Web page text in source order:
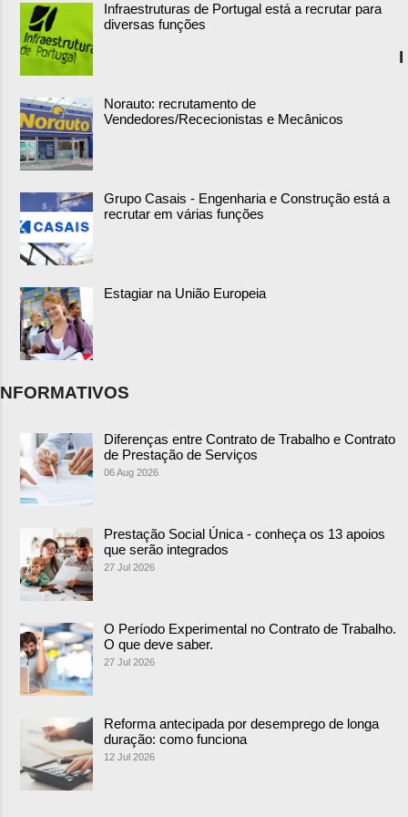
Infraestruturas de Portugal está a recrutar para
diversas funções
Norauto: recrutamento de
Vendedores/Rececionistas e Mecânicos
Grupo Casais - Engenharia e Construção está a
recrutar em várias funções
Estagiar na União Europeia
I
NFORMATIVOS
Diferenças entre Contrato de Trabalho e Contrato
de Prestação de Serviços
06 Aug 2026
Prestação Social Única - conheça os 13 apoios
que serão integrados
27 Jul 2026
O Período Experimental no Contrato de Trabalho.
O que deve saber.
27 Jul 2026
Reforma antecipada por desemprego de longa
duração: como funciona
12 Jul 2026